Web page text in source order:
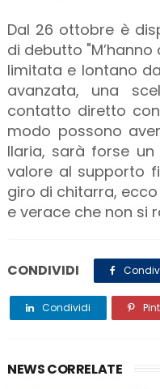
Dal 26 ottobre è
di debutto
limitata e lontano
avanzata, una
contatto diretto
modo possono
Ilaria, sarà forse
valore al supporto
giro di chitarra,
e verace che non si
CONDIVIDI
Condividi
NEWS CORRELATE